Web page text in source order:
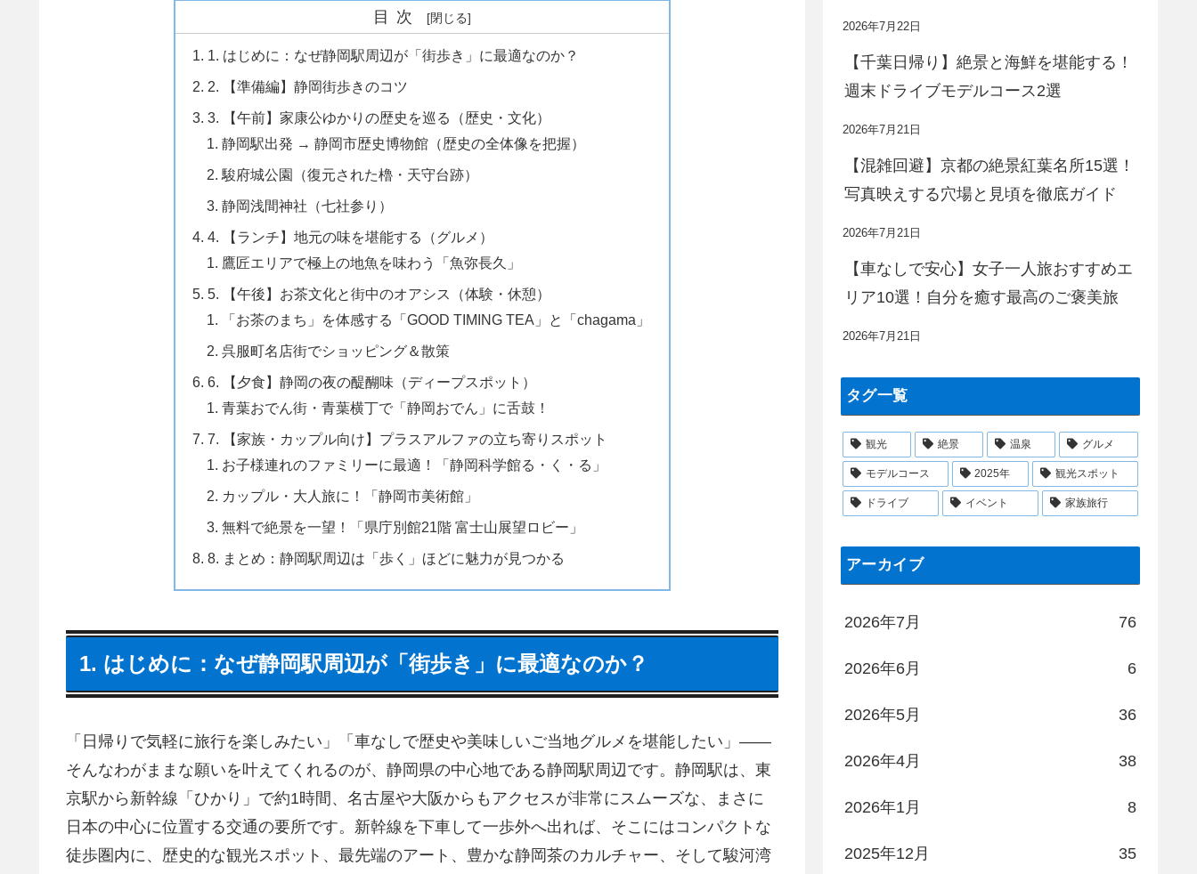
目次
1. はじめに：なぜ静岡駅周辺が「街歩き」に最適なのか？
2. 【準備編】静岡街歩きのコツ
3. 【午前】家康公ゆかりの歴史を巡る（歴史・文化）
静岡駅出発 → 静岡市歴史博物館（歴史の全体像を把握）
駿府城公園（復元された櫓・天守台跡）
静岡浅間神社（七社参り）
4. 【ランチ】地元の味を堪能する（グルメ）
鷹匠エリアで極上の地魚を味わう「魚弥長久」
5. 【午後】お茶文化と街中のオアシス（体験・休憩）
「お茶のまち」を体感する「GOOD TIMING TEA」と「chagama」
呉服町名店街でショッピング＆散策
6. 【夕食】静岡の夜の醍醐味（ディープスポット）
青葉おでん街・青葉横丁で「静岡おでん」に舌鼓！
7. 【家族・カップル向け】プラスアルファの立ち寄りスポット
お子様連れのファミリーに最適！「静岡科学館る・く・る」
カップル・大人旅に！「静岡市美術館」
無料で絶景を一望！「県庁別館21階 富士山展望ロビー」
8. まとめ：静岡駅周辺は「歩く」ほどに魅力が見つかる
1. はじめに：なぜ静岡駅周辺が「街歩き」に最適なのか？
「日帰りで気軽に旅行を楽しみたい」「車なしで歴史や美味しいご当地グルメを堪能したい」――
そんなわがままな願いを叶えてくれるのが、静岡県の中心地である静岡駅周辺です。静岡駅は、東
京駅から新幹線「ひかり」で約1時間、名古屋や大阪からもアクセスが非常にスムーズな、まさに
日本の中心に位置する交通の要所です。新幹線を下車して一歩外へ出れば、そこにはコンパクトな
徒歩圏内に、歴史的な観光スポット、最先端のアート、豊かな静岡茶のカルチャー、そして駿河湾
2026年7月22日
【千葉日帰り】絶景と海鮮を堪能する！
週末ドライブモデルコース2選
2026年7月21日
【混雑回避】京都の絶景紅葉名所15選！
写真映えする穴場と見頃を徹底ガイド
2026年7月21日
【車なしで安心】女子一人旅おすすめエ
リア10選！自分を癒す最高のご褒美旅
2026年7月21日
タグ一覧
観光 絶景 温泉 グルメ
モデルコース 2025年 観光スポット
ドライブ イベント 家族旅行
アーカイブ
2026年7月 76
2026年6月 6
2026年5月 36
2026年4月 38
2026年1月 8
2025年12月 35